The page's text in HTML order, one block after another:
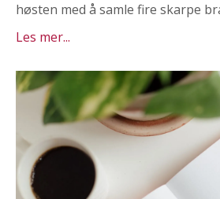
høsten med å samle fire skarpe
Les mer...